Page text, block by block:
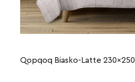
Qopqoq Biasko-Latte 230x250